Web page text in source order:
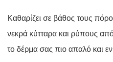
Καθαρίζει σε βάθος τους
νεκρά κύτταρα και ρύπους
το δέρμα σας πιο απαλό και